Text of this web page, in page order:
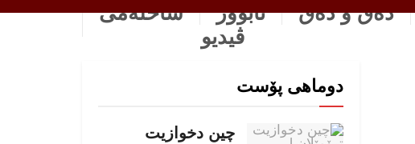
دەق و دەق ئابوور
ساخله‌می
ڤیدیو
دوماهی پۆست
چین دخوازیت